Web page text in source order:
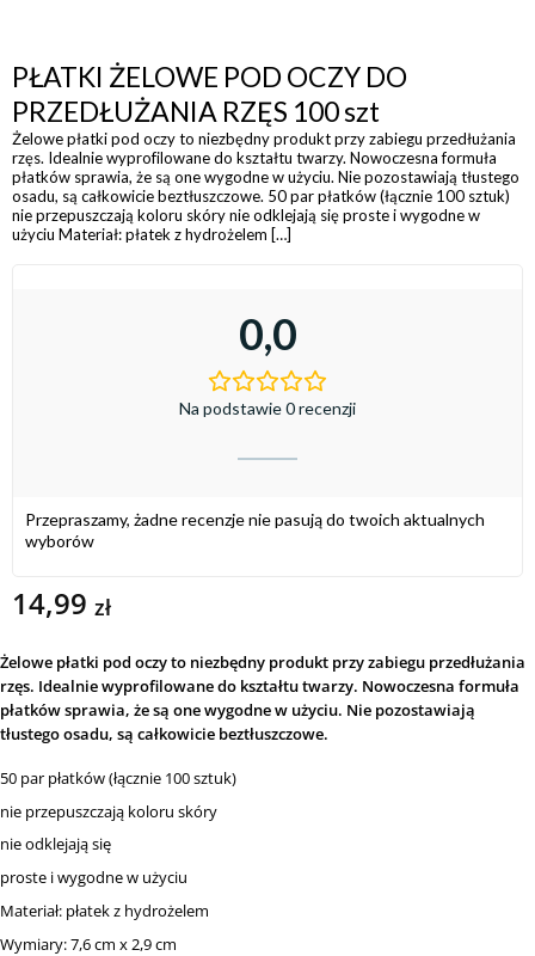
PŁATKI ŻELOWE POD OCZY DO
PRZEDŁUŻANIA RZĘS 100 szt
Żelowe płatki pod oczy to niezbędny produkt przy zabiegu przedłużania
rzęs. Idealnie wyprofilowane do kształtu twarzy. Nowoczesna formuła
płatków sprawia, że są one wygodne w użyciu. Nie pozostawiają tłustego
osadu, są całkowicie beztłuszczowe. 50 par płatków (łącznie 100 sztuk)
nie przepuszczają koloru skóry nie odklejają się proste i wygodne w
użyciu Materiał: płatek z hydrożelem […]
0,0
Na podstawie 0 recenzji
Przepraszamy, żadne recenzje nie pasują do twoich aktualnych
wyborów
14,99 zł
Żelowe płatki pod oczy to niezbędny produkt przy zabiegu przedłużania
rzęs. Idealnie wyprofilowane do kształtu twarzy. Nowoczesna formuła
płatków sprawia, że są one wygodne w użyciu. Nie pozostawiają
tłustego osadu, są całkowicie beztłuszczowe.
50 par płatków (łącznie 100 sztuk)
nie przepuszczają koloru skóry
nie odklejają się
proste i wygodne w użyciu
Materiał: płatek z hydrożelem
Wymiary: 7,6 cm x 2,9 cm